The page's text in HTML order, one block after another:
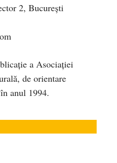
2, București
a Asociaţiei
de orientare
anul 1994.